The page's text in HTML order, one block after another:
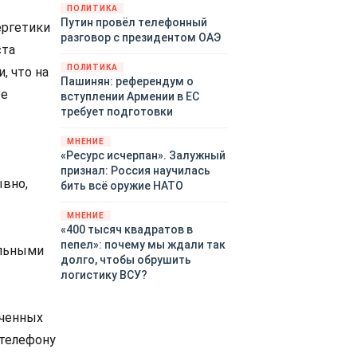
что на
закупленное ранее оружие.
Также американская
администрация скидывает на
киевского режима оружием,
которое стремится продавать
всем новым снабженцам.
Однако часто возникают
предположения о возможном
«сменщике» американцев на
этом позорном посту.
Рассмотрим, кто же рвётся на
ПОЛИТИКА
Путин провёл телефонный
разговор с президентом ОАЭ
ПОЛИТИКА
Пашинян: референдум о
вступлении Армении в ЕС
требует подготовки
МНЕНИЕ
«Ресурс исчерпан». Залужный
признал: Россия научилась
бить всё оружие НАТО
МНЕНИЕ
«400 тысяч квадратов в
пепел»: почему мы ждали так
долго, чтобы обрушить
логистику ВСУ?